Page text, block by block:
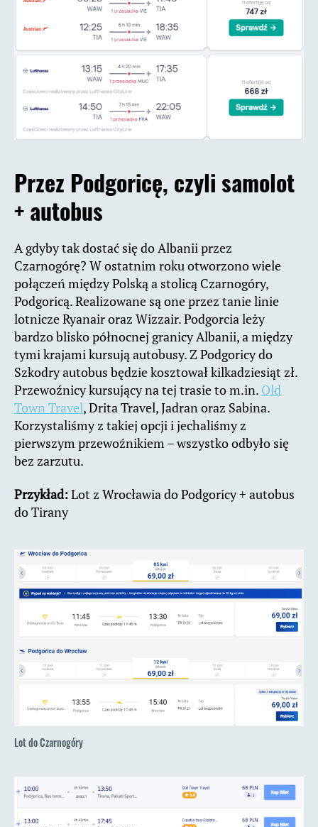
Przez Podgoricę, czyli samolot
+ autobus
A gdyby tak dostać się do Albanii przez
Czarnogórę? W ostatnim roku otworzono wiele
połączeń między Polską a stolicą Czarnogóry,
Podgoricą. Realizowane są one przez tanie linie
lotnicze Ryanair oraz Wizzair. Podgorcia leży
bardzo blisko północnej granicy Albanii, a między
tymi krajami kursują autobusy. Z Podgoricy do
Szkodry autobus będzie kosztował kilkadziesiąt zł.
Przewoźnicy kursujący na tej trasie to m.in. Old
Town Travel, Drita Travel, Jadran oraz Sabina.
Korzystaliśmy z takiej opcji i jechaliśmy z
pierwszym przewoźnikiem – wszystko odbyło się
bez zarzutu.
Przykład:Lot z Wrocławia do Podgoricy + autobus
do Tirany
Lot do Czarnogóry